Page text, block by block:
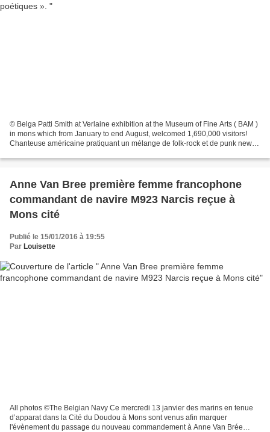
© Belga Patti Smith at Verlaine exhibition at the Museum of Fine Arts ( BAM )
in mons which from January to end August, welcomed 1,690,000 visitors!
Chanteuse américaine pratiquant un mélange de folk-rock et de punk new-
Anne Van Bree première femme francophone
commandant de navire M923 Narcis reçue à
Mons cité
Publié le 15/01/2016 à 19:55
Par Louisette
All photos ©The Belgian Navy Ce mercredi 13 janvier des marins en tenue
d’apparat dans la Cité du Doudou à Mons sont venus afin marquer
l'évènement du passage du nouveau commandement à Anne Van Brée